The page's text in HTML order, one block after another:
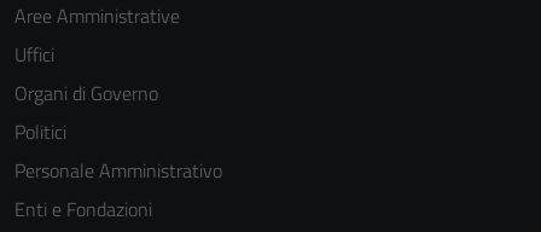
Aree Amministrative
Uffici
Organi di Governo
Politici
Personale Amministrativo
Enti e Fondazioni